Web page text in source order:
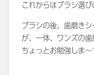
これからはブラシ選び
ブラシの後、歯磨き
が、一体、ワンズの
ちょっとお勉強しま～